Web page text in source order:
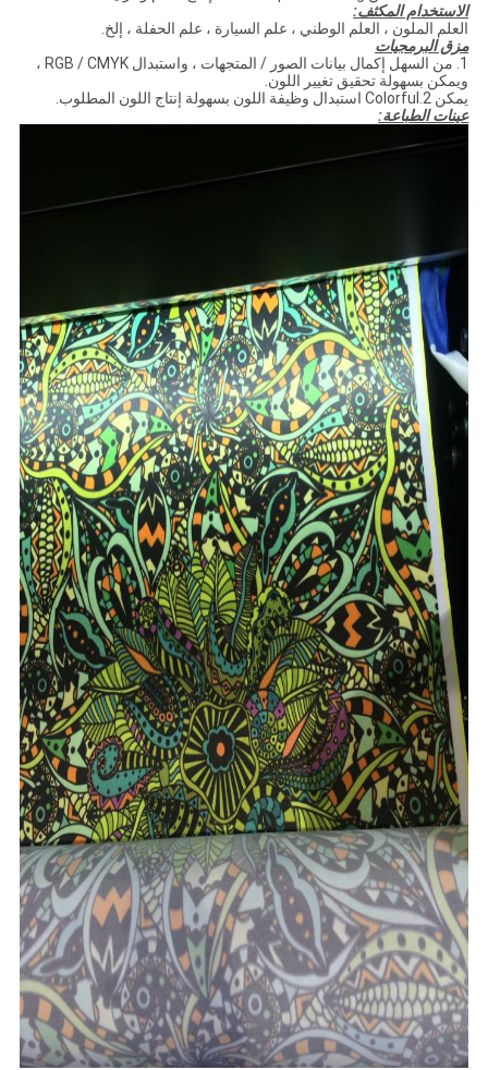
الاستخدام المكثف:
العلم الملون ، العلم الوطني ، علم السيارة ، علم الحفلة ، إلخ.
مزق البرمجيات
1. من السهل إكمال بيانات الصور / المتجهات ، واستبدال RGB / CMYK ،
ويمكن بسهولة تحقيق تغيير اللون.
يمكن 2.Colorful استبدال وظيفة اللون بسهولة إنتاج اللون المطلوب.
عينات الطباعة: